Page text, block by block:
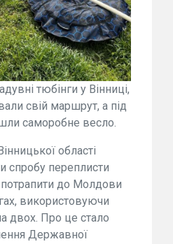
тюбінги у Вінниці,
свій маршрут, а під
саморобне весло.
області
спробу переплисти
потрапити до Молдови
використовуючи
двох. Про це стало
Державної